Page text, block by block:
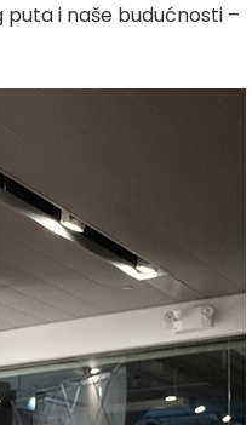
puta i naše budućnosti –